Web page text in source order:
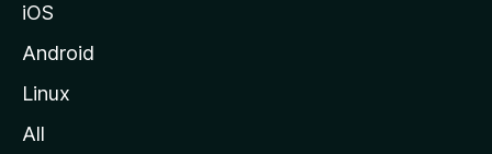
iOS
Android
Linux
All